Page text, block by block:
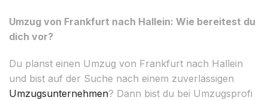
Umzug von Frankfurt nach Hallein: Wie bereitest du
dich vor?
Du planst einen Umzug von Frankfurt nach Hallein
und bist auf der Suche nach einem zuverlässigen
Umzugsunternehmen? Dann bist du bei Umzugsprofi